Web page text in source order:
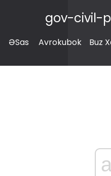
gov-civil-
ƏSas Avrokubok Buz